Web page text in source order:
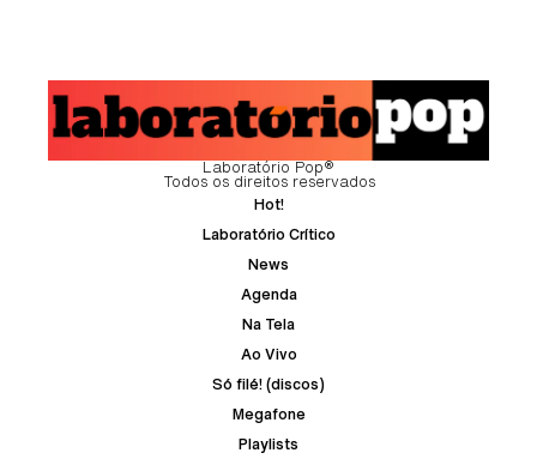
Laboratório Pop®
Todos os direitos reservados
Hot!
Laboratório Crítico
News
Agenda
Na Tela
Ao Vivo
Só filé! (discos)
Megafone
Playlists